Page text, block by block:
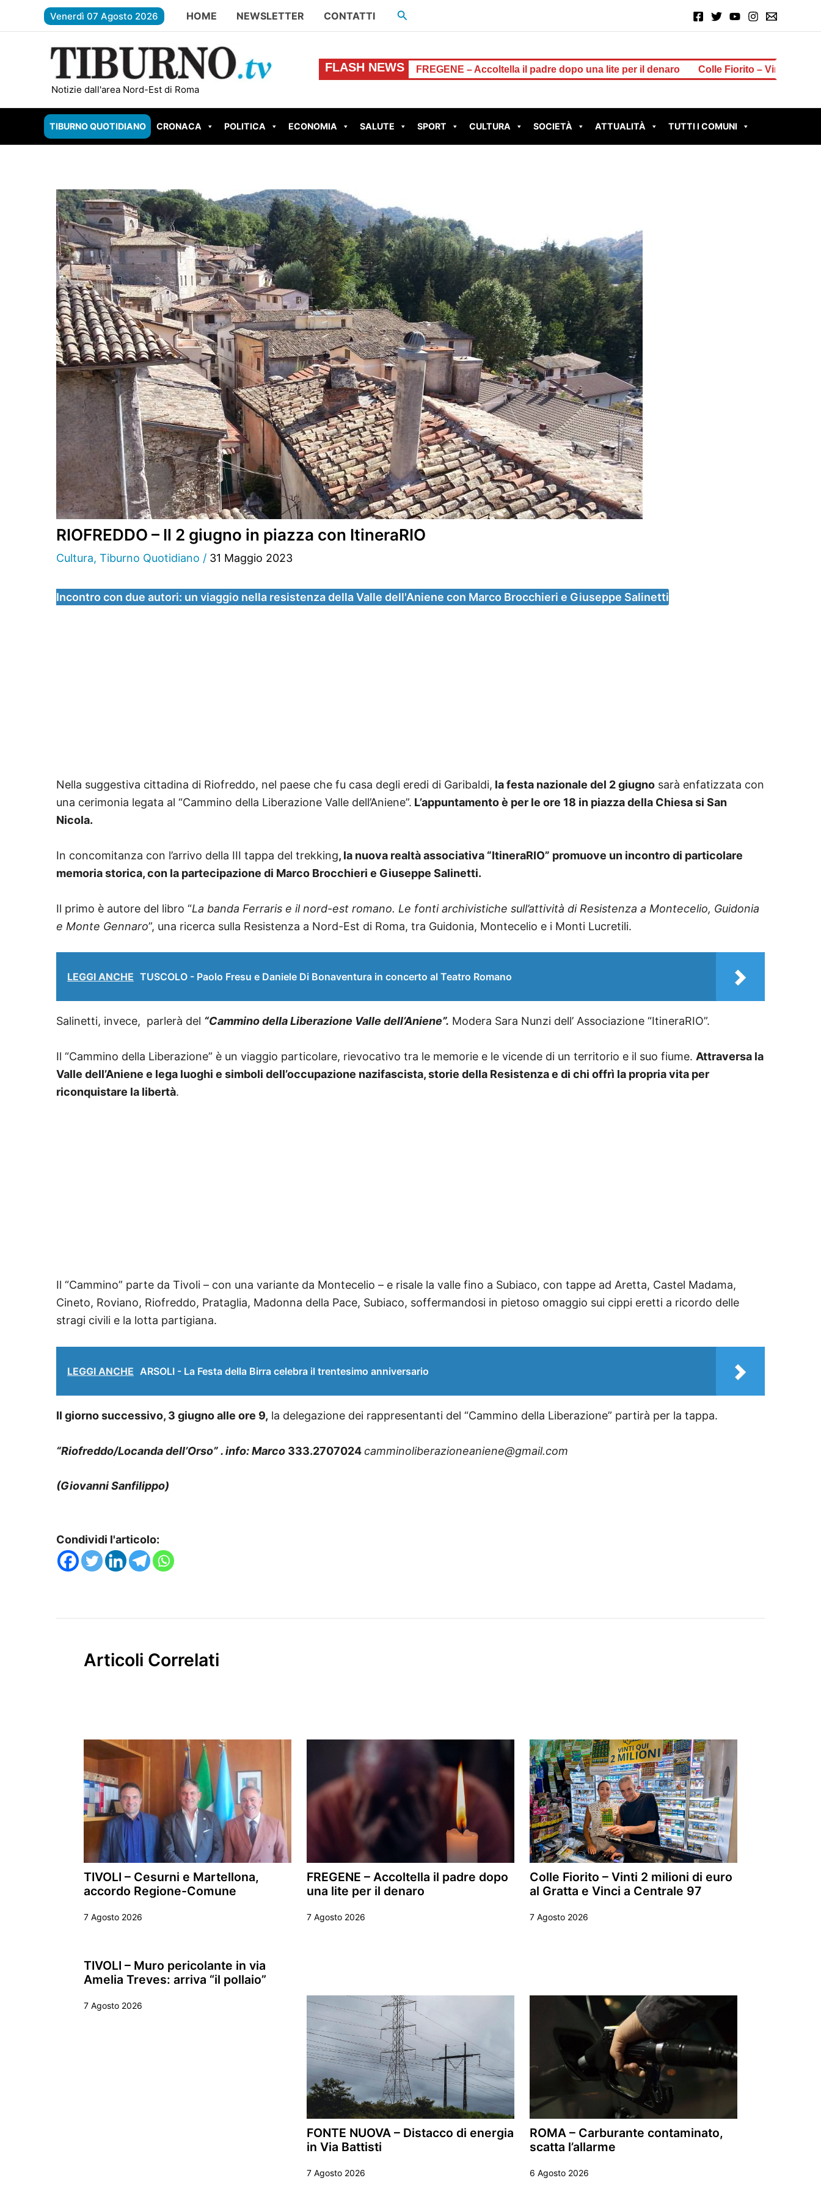
Venerdì 07 Agosto 2026 HOME NEWSLETTER CONTATTI Cerca
Notizie dall'area Nord-Est di Roma
FLASH NEWS
TIVOLI – Cesurni e Martellona, accordo Regione-Comune FREGENE – Accoltella il padre dopo una lite per il denaro Colle Fiorito – Vinti 2 milioni di euro al
TIBURNO QUOTIDIANO CRONACA POLITICA ECONOMIA SALUTE SPORT CULTURA SOCIETÀ ATTUALITÀ TUTTI I COMUNI
RIOFREDDO – Il 2 giugno in piazza con ItineraRIO
Cultura, Tiburno Quotidiano / 31 Maggio 2023
Incontro con due autori: un viaggio nella resistenza della Valle dell'Aniene con Marco Brocchieri e Giuseppe Salinetti
Nella suggestiva cittadina di Riofreddo, nel paese che fu casa degli eredi di Garibaldi, la festa nazionale del 2 giugno sarà enfatizzata con
una cerimonia legata al “Cammino della Liberazione Valle dell’Aniene”. L’appuntamento è per le ore 18 in piazza della Chiesa si San
Nicola.
In concomitanza con l’arrivo della III tappa del trekking, la nuova realtà associativa “ItineraRIO” promuove un incontro di particolare
memoria storica, con la partecipazione di Marco Brocchieri e Giuseppe Salinetti.
Il primo è autore del libro “La banda Ferraris e il nord-est romano. Le fonti archivistiche sull’attività di Resistenza a Montecelio, Guidonia
e Monte Gennaro”, una ricerca sulla Resistenza a Nord-Est di Roma, tra Guidonia, Montecelio e i Monti Lucretili.
LEGGI ANCHE TUSCOLO - Paolo Fresu e Daniele Di Bonaventura in concerto al Teatro Romano
Salinetti, invece, parlerà del “Cammino della Liberazione Valle dell’Aniene”. Modera Sara Nunzi dell’ Associazione “ItineraRIO”.
Il “Cammino della Liberazione” è un viaggio particolare, rievocativo tra le memorie e le vicende di un territorio e il suo fiume. Attraversa la
Valle dell’Aniene e lega luoghi e simboli dell’occupazione nazifascista, storie della Resistenza e di chi offrì la propria vita per
riconquistare la libertà.
Il “Cammino” parte da Tivoli – con una variante da Montecelio – e risale la valle fino a Subiaco, con tappe ad Aretta, Castel Madama,
Cineto, Roviano, Riofreddo, Prataglia, Madonna della Pace, Subiaco, soffermandosi in pietoso omaggio sui cippi eretti a ricordo delle
stragi civili e la lotta partigiana.
LEGGI ANCHE ARSOLI - La Festa della Birra celebra il trentesimo anniversario
Il giorno successivo, 3 giugno alle ore 9, la delegazione dei rappresentanti del “Cammino della Liberazione” partirà per la tappa.
“Riofreddo/Locanda dell’Orso” . info: Marco 333.2707024camminoliberazioneaniene@gmail.com
(Giovanni Sanfilippo)
Condividi l'articolo:
Articoli Correlati
TIVOLI – Cesurni e Martellona,
accordo Regione-Comune
7 Agosto 2026
FREGENE – Accoltella il padre dopo
una lite per il denaro
7 Agosto 2026
Colle Fiorito – Vinti 2 milioni di euro
al Gratta e Vinci a Centrale 97
7 Agosto 2026
TIVOLI – Muro pericolante in via
Amelia Treves: arriva “il pollaio”
7 Agosto 2026
FONTE NUOVA – Distacco di energia
in Via Battisti
7 Agosto 2026
ROMA – Carburante contaminato,
scatta l’allarme
6 Agosto 2026